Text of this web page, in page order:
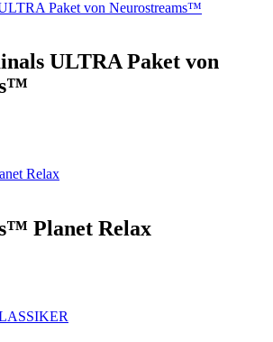
ULTRA Paket von
Planet Relax